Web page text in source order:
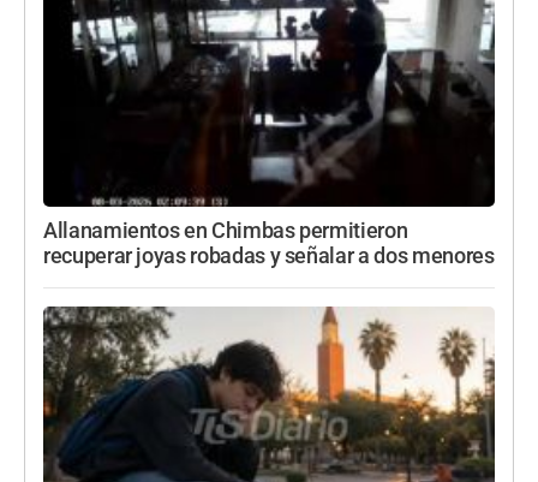
Allanamientos en Chimbas permitieron
recuperar joyas robadas y señalar a dos menores